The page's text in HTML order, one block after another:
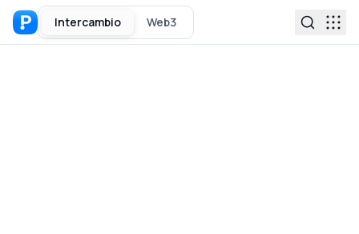
Intercambio Web3